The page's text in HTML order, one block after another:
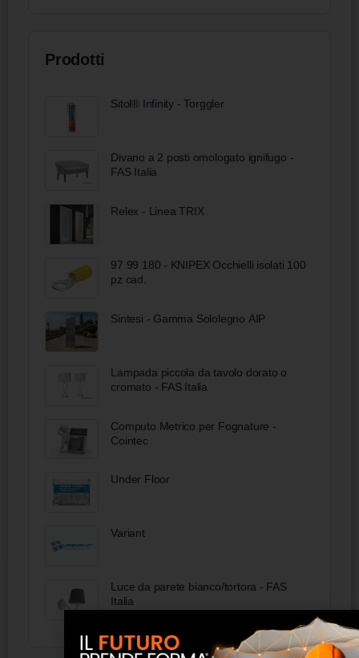
Prodotti
Sitol® Infinity - Torggler
Divano a 2 posti omologato ignifugo -
FAS Italia
Relex - Linea TRIX
97 99 180 - KNIPEX Occhielli isolati 100
pz cad.
Sintesi - Gamma Sololegno AIP
Lampada piccola da tavolo dorato o
cromato - FAS Italia
Computo Metrico per Fognature -
Cointec
Under Floor
Variant
Luce da parete bianco/tortora - FAS
Italia